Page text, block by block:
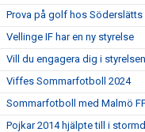
Prova på golf hos Söderslätts
Vellinge IF har en ny styrelse
Vill du engagera dig i
Viffes Sommarfotboll 2024
Sommarfotboll med Malmö
Pojkar 2014 hjälpte till i